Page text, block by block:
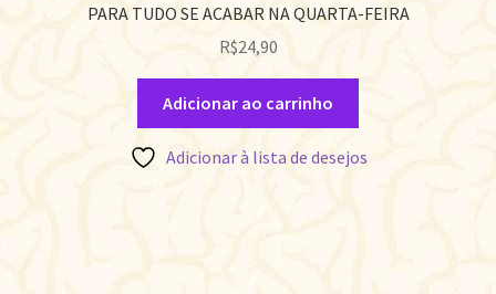
PARA TUDO SE ACABAR NA QUARTA-FEIRA
R$24,90
Adicionar ao carrinho
Adicionar à lista de desejos